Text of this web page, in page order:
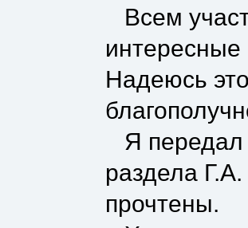
Всем
Надеюсь
Я передал
раздела
прочтены.